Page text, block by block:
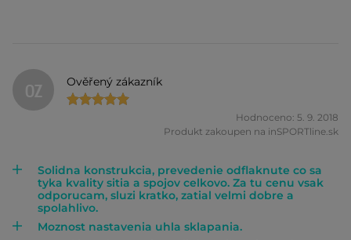
OZ Ověřený zákazník
Hodnoceno: 5. 9. 2018
Produkt zakoupen na inSPORTline.sk
Solidna konstrukcia, prevedenie odflaknute co sa
tyka kvality sitia a spojov celkovo. Za tu cenu vsak
odporucam, sluzi kratko, zatial velmi dobre a
spolahlivo.
Moznost nastavenia uhla sklapania.